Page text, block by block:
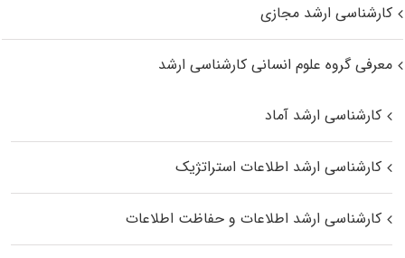
کارشناسی ارشد مجازی
معرفی گروه علوم انسانی کارشناسی ارشد
کارشناسی ارشد آماد
کارشناسی ارشد اطلاعات استراتژیک
کارشناسی ارشد اطلاعات و حفاظت اطلاعات